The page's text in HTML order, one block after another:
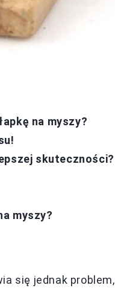
na myszy?
skuteczności?
myszy?
się jednak